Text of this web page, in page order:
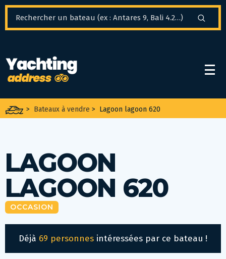
> Bateaux à vendre > Lagoon lagoon 620
LAGOON
LAGOON 620
OCCASION
Déjà 69 personnes intéressées par ce bateau !
Panneau de gestion des cookies